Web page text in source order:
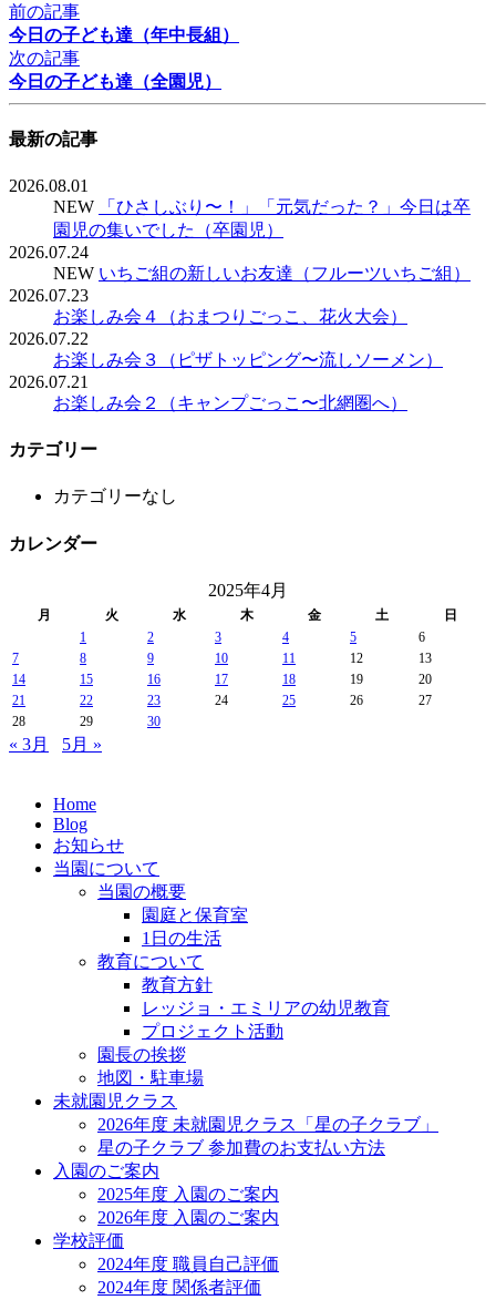
前の記事
今日の子ども達（年中長組）
次の記事
今日の子ども達（全園児）
最新の記事
2026.08.01
NEW
「ひさしぶり〜！」「元気だった？」今日は卒
園児の集いでした（卒園児）
2026.07.24
NEW いちご組の新しいお友達（フルーツいちご組）
2026.07.23
お楽しみ会４（おまつりごっこ、花火大会）
2026.07.22
お楽しみ会３（ピザトッピング〜流しソーメン）
2026.07.21
お楽しみ会２（キャンプごっこ〜北網圏へ）
カテゴリー
カテゴリーなし
カレンダー
2025年4月
月 火 水 木 金 土
日
1
2 3 4 5
6
7
8 9 10 11 12
13
14
15 16 17 18 19
20
21
22 23 24 25 26
27
28
29 30
« 3月 5月 »
Home
Blog
お知らせ
当園について
当園の概要
園庭と保育室
1日の生活
教育について
教育方針
レッジョ・エミリアの幼児教育
プロジェクト活動
園長の挨拶
地図・駐車場
未就園児クラス
2026年度 未就園児クラス「星の子クラブ」
星の子クラブ 参加費のお支払い方法
入園のご案内
2025年度 入園のご案内
2026年度 入園のご案内
学校評価
2024年度 職員自己評価
2024年度 関係者評価